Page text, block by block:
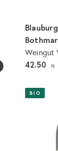
Weingut
42.50
N
BIO